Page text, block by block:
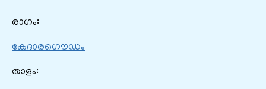
രാഗം:
കേദാരഗൌഡം
താളം: